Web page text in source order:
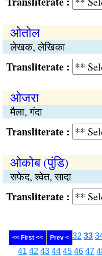
ओतोल
लेखक, लेखिका
:
ओजरा
मैला, गंदा
:
ओकोब (पुंडि)
सफेद, श्वेत, सादा
:
<< First << Prev < 32 33
41 42 43 44 45 46 47